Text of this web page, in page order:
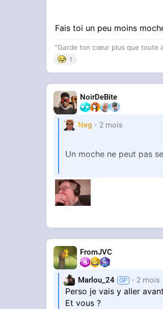
Fais toi un peu moins
"Garde ton cœur plus que toute
1
NoirDeBite
Neg 2 mois
Un moche ne peut pas
Fais toi un peu moins
FromJVC
Marlou_24 2 mois
Perso je vais y aller
Et vous ?